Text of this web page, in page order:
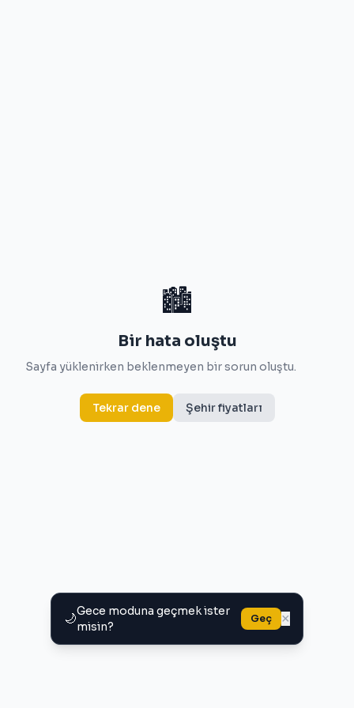
🌙Gece moduna geçmek ister
misin?
Geç ×
🏙️
Bir hata oluştu
Sayfa yüklenirken beklenmeyen bir sorun oluştu.
Tekrar dene Şehir fiyatları